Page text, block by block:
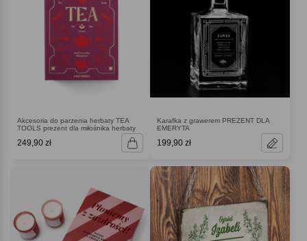
Akcesoria do parzenia herbaty TEA
TOOLS prezent dla miłośnika herbaty
249,90 zł
Karafka z grawerem PREZENT DLA
EMERYTA
199,90 zł